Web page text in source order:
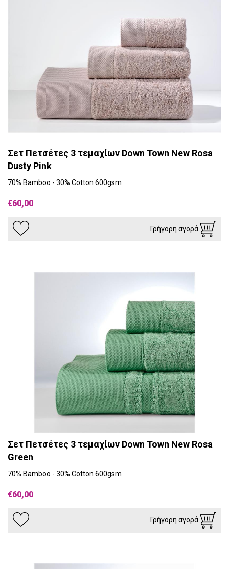
Σετ Πετσέτες 3 τεμαχίων Down Town New Rosa
Dusty Pink
70% Bamboo - 30% Cotton 600gsm
€60,00
Γρήγορη αγορά
Σετ Πετσέτες 3 τεμαχίων Down Town New Rosa
Green
70% Bamboo - 30% Cotton 600gsm
€60,00
Γρήγορη αγορά